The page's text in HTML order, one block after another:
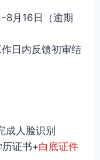
8月16日（逾期
作日内反馈初审结
成人脸识别
证书+白底证件